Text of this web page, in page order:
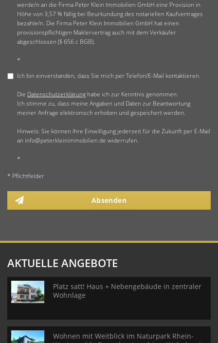
werde/n an die Firma Peter Klein Immobilien GmbH eine Provision in
Höhe von 3,57 % fällig bei Beurkundung des notariellen Kaufvertrages
bezahle/n. Die Firma Peter Klein Immobilien GmbH hat einen
provisionspflichtigen Maklervertrag auch mit dem Verkäufer
abgeschlossen (§ 656 c BGB).
*
Ich bin einverstanden, dass Sie mich per Telefon/E-Mail kontaktieren.
Die Datenschutzerklärung habe ich zur Kenntnis genommen.
Ich stimme zu, dass meine Angaben und Daten zur Beantwortung
meiner Anfrage elektronisch erhoben und gespeichert werden.
Hinweis: Sie können Ihre Einwilligung jederzeit für die Zukunft per E-Mail
an info@peterkleinimmobilien.de widerrufen.
*
* Pflichtfelder
Absenden
AKTUELLE ANGEBOTE
Platz satt! Haus + Nebengebäude in zentraler
Wohnlage
Wohnen mit Weitblick im Naturpark Rhein-